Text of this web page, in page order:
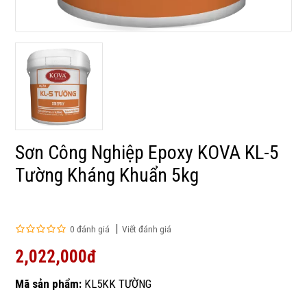
Sơn Công Nghiệp Epoxy KOVA KL-5
Tường Kháng Khuẩn 5kg
0 đánh giá Viết đánh giá
2,022,000đ
Mã sản phẩm:KL5KK TƯỜNG